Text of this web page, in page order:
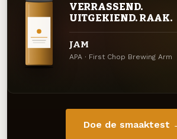
VERRASSEND.
UITGEKIEND. RAAK.
JAM
APA · First Chop Brewing Arm
Doe de smaaktest